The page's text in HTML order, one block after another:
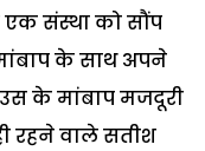
संस्था को सौंप
के साथ अपने
उस के मांबाप मजदूरी
रहने वाले सतीश